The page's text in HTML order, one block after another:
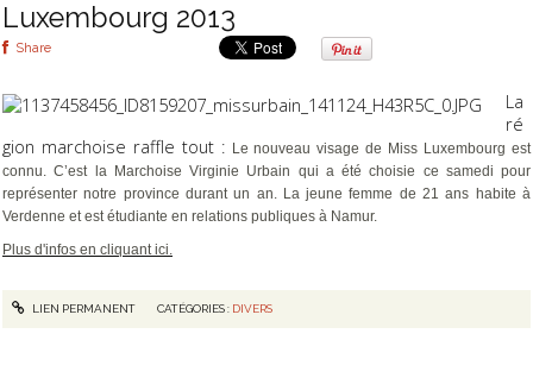
Luxembourg 2013
Share
La
ré
gion marchoise raffle tout : Le nouveau visage de Miss Luxembourg est
connu. C’est la Marchoise Virginie Urbain qui a été choisie ce samedi pour
représenter notre province durant un an. La jeune femme de 21 ans habite à
Verdenne et est étudiante en relations publiques à Namur.
Plus d'infos en cliquant ici.
LIEN PERMANENT CATÉGORIES : DIVERS